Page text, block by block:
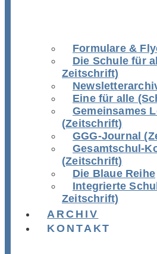
Formulare &
Die Schule für
Zeitschrift)
Eine für alle
Gemeinsames
(Zeitschrift)
GGG-Journal
Gesamtschul-
(Zeitschrift)
Die Blaue Reihe
Integrierte
Zeitschrift)
ARCHIV
KONTAKT